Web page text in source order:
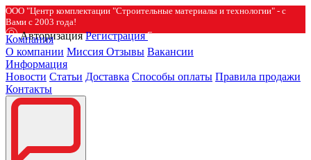
ООО "Центр комплектации "Строительные материалы и технологии" - с
Вами с 2003 года!
Авторизация Регистрация
Компания
О компании Миссия Отзывы Вакансии
Информация
Новости Статьи Доставка Способы оплаты Правила продажи
Контакты